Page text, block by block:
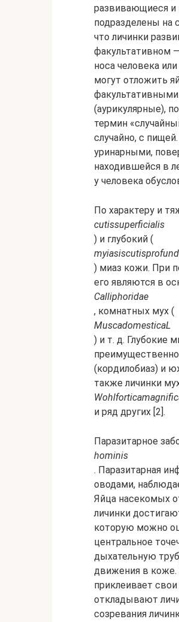
развивающиеся
подразделены на
что личинки
факультативном
носа человека
могут отложить
(аурикулярные),
термин
случайно, с
уринарными,
находившейся в
у человека
По характеру и
cutissuperficialis
) и глубокий (
myiasiscutis
) миаз кожи. При
его являются в
Calliphoridae
, комнатных мух (
MuscadomesticaL
) и т. д. Глубокие
(кордилобиаз) и
также личинки
Wohlfortica
и ряд других [2].
Паразитарное
hominis
. Паразитарная
оводами,
Яйца насекомых
личинки
которую можно
центральное
дыхательную
движения в коже.
приклеивает
откладывают
созревания